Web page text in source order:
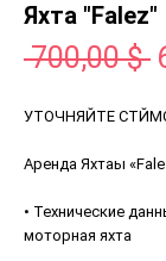
Яхта "Falez"
700,00 $
УТОЧНЯЙТЕ
Аренда Яхтаы
• Технические
моторная яхта